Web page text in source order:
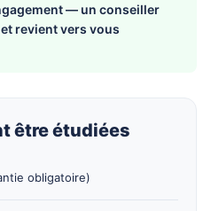
— un conseiller
revient vers vous
être étudiées
obligatoire)